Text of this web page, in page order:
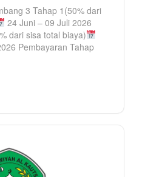
3 Tahap 1(50% dari
24 Juni – 09 Juli 2026
dari sisa total biaya)
Pembayaran Tahap